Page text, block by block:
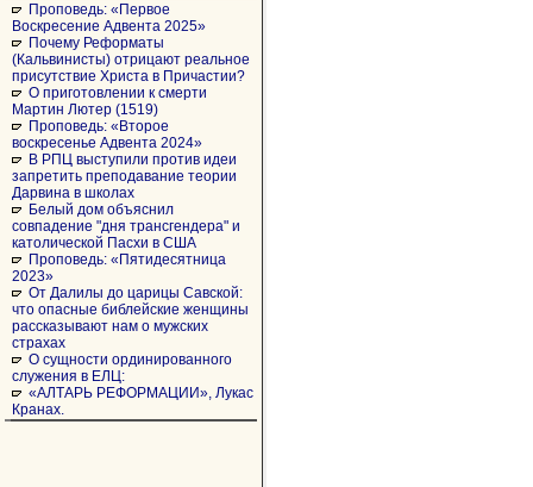
Проповедь: «Первое
Воскресение Адвента 2025»
Почему Реформаты
(Кальвинисты) отрицают реальное
присутствие Христа в Причастии?
О приготовлении к смерти
Мартин Лютер (1519)
Проповедь: «Второе
воскресенье Адвента 2024»
В РПЦ выступили против идеи
запретить преподавание теории
Дарвина в школах
Белый дом объяснил
совпадение "дня трансгендера" и
католической Пасхи в США
Проповедь: «Пятидесятница
2023»
От Далилы до царицы Савской:
что опасные библейские женщины
рассказывают нам о мужских
страхах
О сущности ординированного
служения в ЕЛЦ:
«АЛТАРЬ РЕФОРМАЦИИ», Лукас
Кранах.